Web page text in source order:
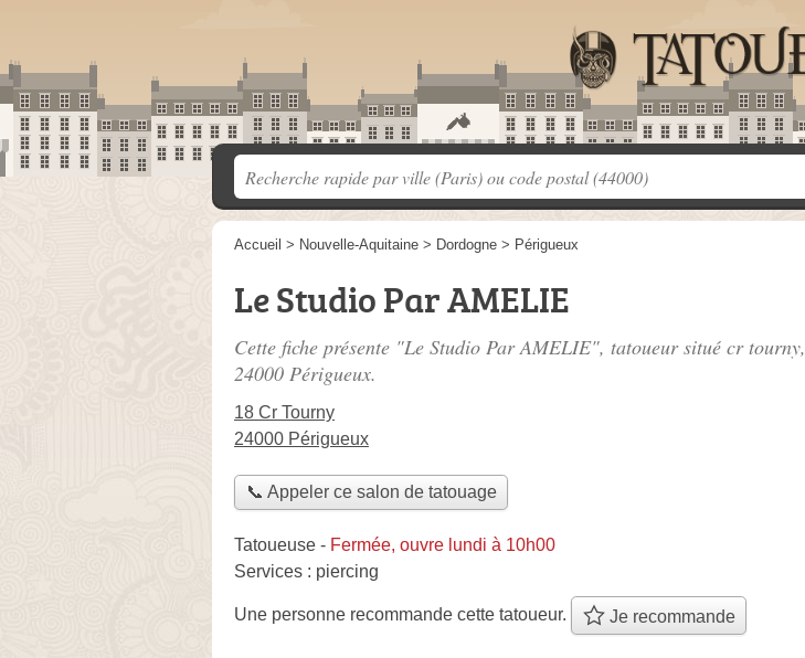
Accueil > Nouvelle-Aquitaine > Dordogne > Périgueux
Le Studio Par AMELIE
Cette fiche présente "Le Studio Par AMELIE", tatoueur situé cr tourny,
24000 Périgueux.
18 Cr Tourny
24000 Périgueux
📞 Appeler ce salon de tatouage
Tatoueuse - Fermée, ouvre lundi à 10h00
Services : piercing
Une personne recommande cette tatoueur. Je recommande